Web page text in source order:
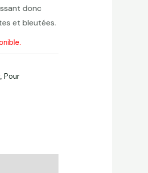
donc
et bleutées.
,Pour